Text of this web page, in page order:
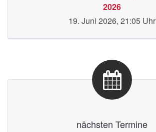
2026
19. Juni 2026, 21:05 Uhr
nächsten Termine